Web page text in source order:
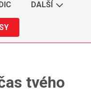
DALŠÍ
tvého